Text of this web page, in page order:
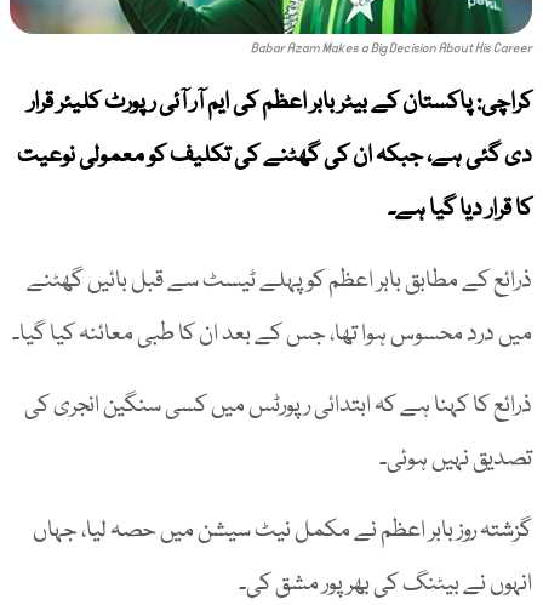
Babar Azam Makes a Big Decision About His Career
کراچی: پاکستان کے بیٹر بابر اعظم کی ایم آر آئی رپورٹ کلیئر قرار
دی گئی ہے، جبکہ ان کی گھٹنے کی تکلیف کو معمولی نوعیت
کا قرار دیا گیا ہے۔
ذرائع کے مطابق بابر اعظم کو پہلے ٹیسٹ سے قبل بائیں گھٹنے
میں درد محسوس ہوا تھا، جس کے بعد ان کا طبی معائنہ کیا گیا۔
ذرائع کا کہنا ہے کہ ابتدائی رپورٹس میں کسی سنگین انجری کی
تصدیق نہیں ہوئی۔
گزشتہ روز بابر اعظم نے مکمل نیٹ سیشن میں حصہ لیا، جہاں
انہوں نے بیٹنگ کی بھرپور مشق کی۔